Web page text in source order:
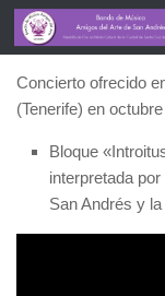
REQUIEM DE
Concierto ofrecido
(Tenerife) en
Bloque
interpretada
San Andrés y